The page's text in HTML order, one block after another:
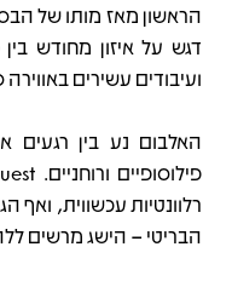
הראשון מאז מותו של
דגש על איזון מחודש
ועיבודים עשירים באווירה
האלבום נע בין רגעים
הבריטי – הישג מרשים